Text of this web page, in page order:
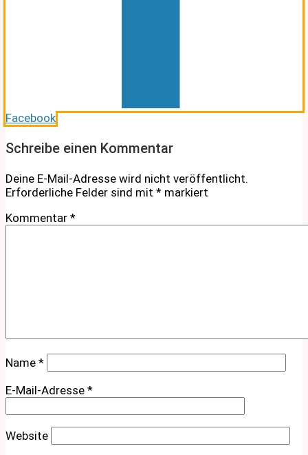
Facebook
Schreibe einen Kommentar
Deine E-Mail-Adresse wird nicht veröffentlicht.
Erforderliche Felder sind mit * markiert
Kommentar *
Name *
E-Mail-Adresse *
Website